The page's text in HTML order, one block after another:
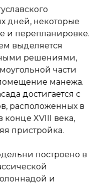
дней, некоторые
и перепланировке.
выделяется
решениями,
части
манежа.
достигается с
расположенных в
конце XVIII века,
пристройка.
построено в
и